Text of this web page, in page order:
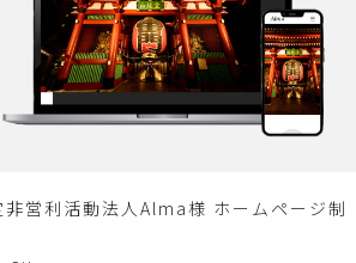
非営利活動法人Alma様 ホームページ制